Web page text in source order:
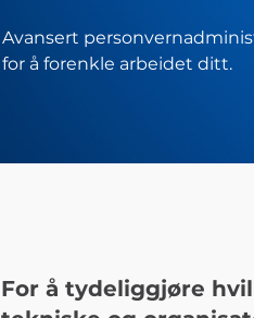
Avansert
for å forenkle arbeidet ditt.
For å tydeliggjøre